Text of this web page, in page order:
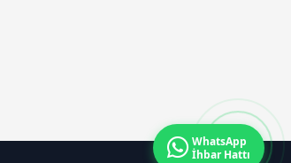
WhatsApp
İhbar Hattı